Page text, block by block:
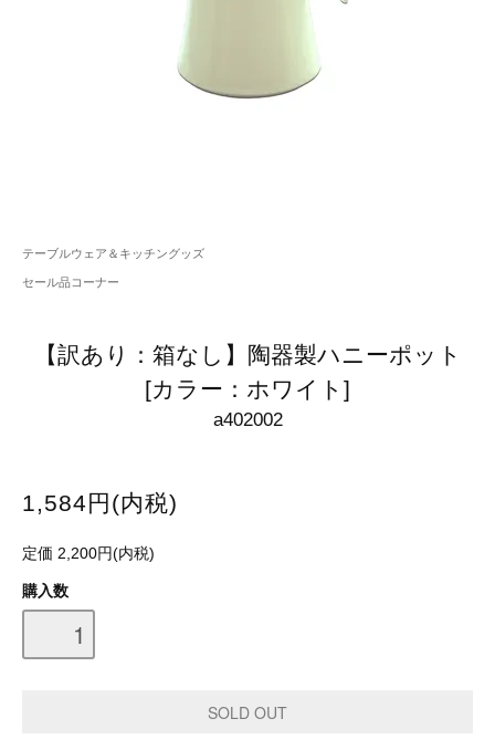
テーブルウェア＆キッチングッズ
セール品コーナー
【訳あり：箱なし】陶器製ハニーポット
[カラー：ホワイト]
a402002
1,584円(内税)
定価 2,200円(内税)
購入数